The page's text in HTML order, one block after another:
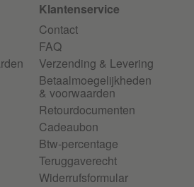
Klantenservice
Contact
FAQ
Verzending & Levering
Betaalmoegelijkheden
& voorwaarden
Retourdocumenten
Cadeaubon
Btw-percentage
Teruggaverecht
Widerrufsformular